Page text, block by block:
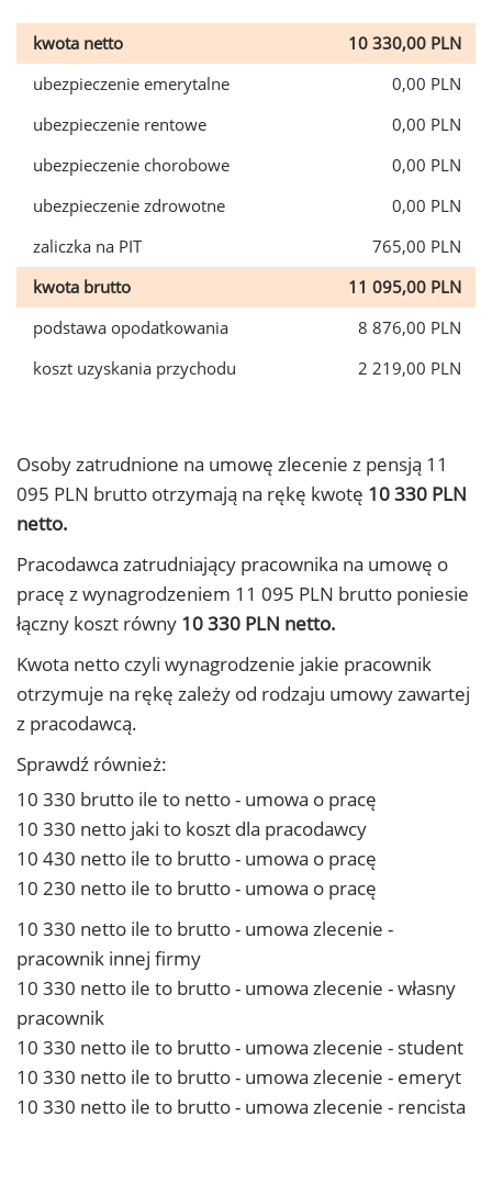
kwota netto
10 330,00 PLN
ubezpieczenie emerytalne
0,00 PLN
ubezpieczenie rentowe
0,00 PLN
ubezpieczenie chorobowe
0,00 PLN
ubezpieczenie zdrowotne
0,00 PLN
zaliczka na PIT
765,00 PLN
kwota brutto
11 095,00 PLN
podstawa opodatkowania
8 876,00 PLN
koszt uzyskania przychodu
2 219,00 PLN
Osoby zatrudnione na umowę zlecenie z pensją 11
095 PLN brutto otrzymają na rękę kwotę 10 330 PLN
netto.
Pracodawca zatrudniający pracownika na umowę o
pracę z wynagrodzeniem 11 095 PLN brutto poniesie
łączny koszt równy 10 330 PLN netto.
Kwota netto czyli wynagrodzenie jakie pracownik
otrzymuje na rękę zależy od rodzaju umowy zawartej
z pracodawcą.
Sprawdź również:
10 330 brutto ile to netto - umowa o pracę
10 330 netto jaki to koszt dla pracodawcy
10 430 netto ile to brutto - umowa o pracę
10 230 netto ile to brutto - umowa o pracę
10 330 netto ile to brutto - umowa zlecenie -
pracownik innej firmy
10 330 netto ile to brutto - umowa zlecenie - własny
pracownik
10 330 netto ile to brutto - umowa zlecenie - student
10 330 netto ile to brutto - umowa zlecenie - emeryt
10 330 netto ile to brutto - umowa zlecenie - rencista